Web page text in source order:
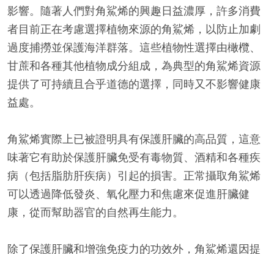
影響。隨著人們對角鯊烯的興趣日益濃厚，許多消費
者目前正在考慮選擇植物來源的角鯊烯，以防止加劇
過度捕撈並保護海洋群落。這些植物性選擇由橄欖、
甘蔗和各種其他植物成分組成，為典型的角鯊烯資源
提供了可持續且合乎道德的選擇，同時又不影響健康
益處。
角鯊烯實際上已被證明具有保護肝臟的高品質，這意
味著它有助於保護肝臟免受有毒物質、酒精和各種疾
病（包括脂肪肝疾病）引起的損害。正常攝取角鯊烯
可以透過降低發炎、氧化壓力和焦慮來促進肝臟健
康，從而幫助器官的自然再生能力。
除了保護肝臟和增強免疫力的功效外，角鯊烯還因提